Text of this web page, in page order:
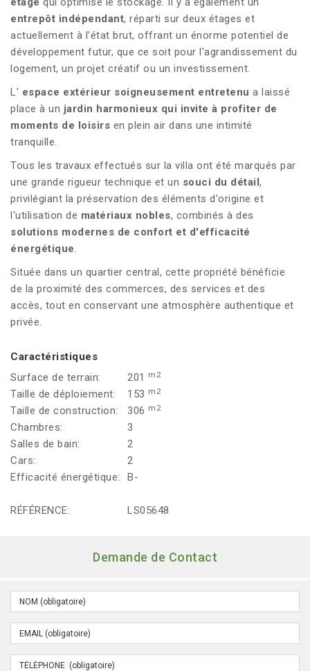
entrepôt indépendant, réparti sur deux étages et
actuellement à l'état brut, offrant un énorme potentiel de
développement futur, que ce soit pour l'agrandissement du
logement, un projet créatif ou un investissement.
L' espace extérieur soigneusement entretenu a laissé
place à un jardin harmonieux qui invite à profiter de
moments de loisirs en plein air dans une intimité
tranquille.
Tous les travaux effectués sur la villa ont été marqués par
une grande rigueur technique et un souci du détail,
privilégiant la préservation des éléments d'origine et
l'utilisation de matériaux nobles, combinés à des
solutions modernes de confort et d'efficacité
énergétique.
Située dans un quartier central, cette propriété bénéficie
de la proximité des commerces, des services et des
accès, tout en conservant une atmosphère authentique et
privée.
Caractéristiques
Surface de terrain:
201 m2
Taille de déploiement: 153 m2
Taille de construction: 306 m2
Chambres:
3
Salles de bain:
2
Cars:
2
Efficacité énergétique:
B-
RÉFÉRENCE: LS05648
Demande de Contact